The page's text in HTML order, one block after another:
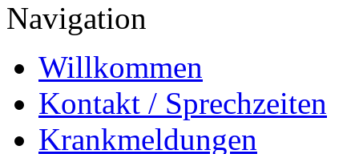
Navigation
Willkommen
Kontakt / Sprechzeiten
Krankmeldungen